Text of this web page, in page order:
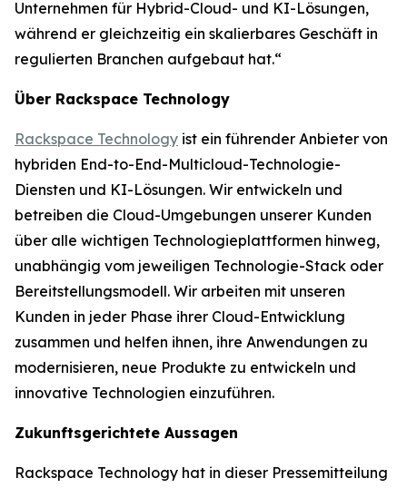
Unternehmen für Hybrid-Cloud- und KI-Lösungen,
während er gleichzeitig ein skalierbares Geschäft in
regulierten Branchen aufgebaut hat.“
Über Rackspace Technology
Rackspace Technology ist ein führender Anbieter von
hybriden End-to-End-Multicloud-Technologie-
Diensten und KI-Lösungen. Wir entwickeln und
betreiben die Cloud-Umgebungen unserer Kunden
über alle wichtigen Technologieplattformen hinweg,
unabhängig vom jeweiligen Technologie-Stack oder
Bereitstellungsmodell. Wir arbeiten mit unseren
Kunden in jeder Phase ihrer Cloud-Entwicklung
zusammen und helfen ihnen, ihre Anwendungen zu
modernisieren, neue Produkte zu entwickeln und
innovative Technologien einzuführen.
Zukunftsgerichtete Aussagen
Rackspace Technology hat in dieser Pressemitteilung